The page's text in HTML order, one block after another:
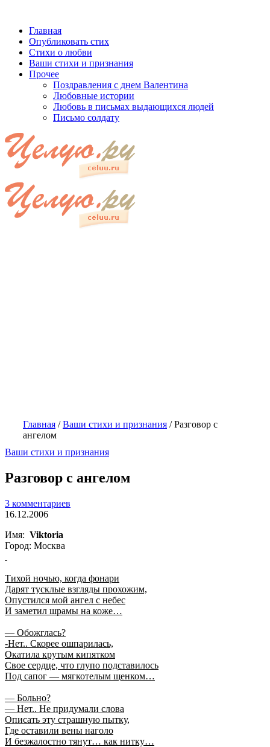
Главная
Опубликовать стих
Стихи о любви
Ваши стихи и признания
Прочее
Поздравления с днем Валентина
Любовные истории
Любовь в письмах выдающихся людей
Письмо солдату
Главная /Ваши стихи и признания /Разговор с
ангелом
Ваши стихи и признания
Разговор с ангелом
3 комментариев
16.12.2006
Имя: Viktoria
Город: Москва
Тихой ночью, когда фонари
Дарят тусклые взгляды прохожим,
Опустился мой ангел с небес
И заметил шрамы на коже…
— Обожглась?
-Нет.. Скорее ошпарилась,
Окатила крутым кипятком
Свое сердце, что глупо подставилось
Под сапог — мягкотелым щенком…
— Больно?
— Нет.. Не придумали слова
Описать эту страшную пытку,
Где оставили вены наголо
И безжалостно тянут… как нитку…